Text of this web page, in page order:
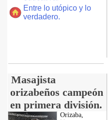
Entre lo utópico y lo
verdadero.
Masajista
orizabeños campeón
en primera división.
Orizaba,